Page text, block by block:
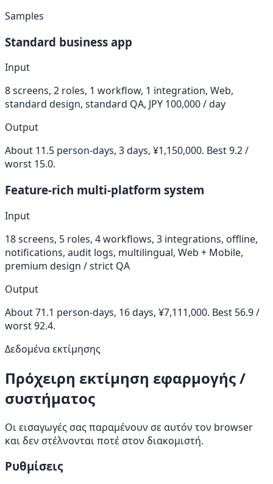
Samples
Standard business app
Input
8 screens, 2 roles, 1 workflow, 1 integration, Web,
standard design, standard QA, JPY 100,000 / day
Output
About 11.5 person-days, 3 days, ¥1,150,000. Best 9.2 /
worst 15.0.
Feature-rich multi-platform system
Input
18 screens, 5 roles, 4 workflows, 3 integrations, offline,
notifications, audit logs, multilingual, Web + Mobile,
premium design / strict QA
Output
About 71.1 person-days, 16 days, ¥7,111,000. Best 56.9 /
worst 92.4.
Δεδομένα εκτίμησης
Πρόχειρη εκτίμηση εφαρμογής /
συστήματος
Οι εισαγωγές σας παραμένουν σε αυτόν τον browser
και δεν στέλνονται ποτέ στον διακομιστή.
Ρυθμίσεις